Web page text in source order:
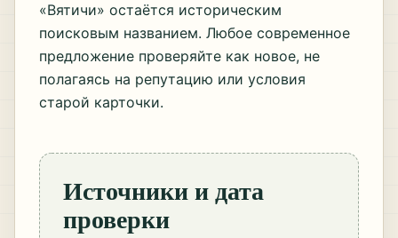
«Вятичи» остаётся историческим
поисковым названием. Любое современное
предложение проверяйте как новое, не
полагаясь на репутацию или условия
старой карточки.
Источники и дата
проверки